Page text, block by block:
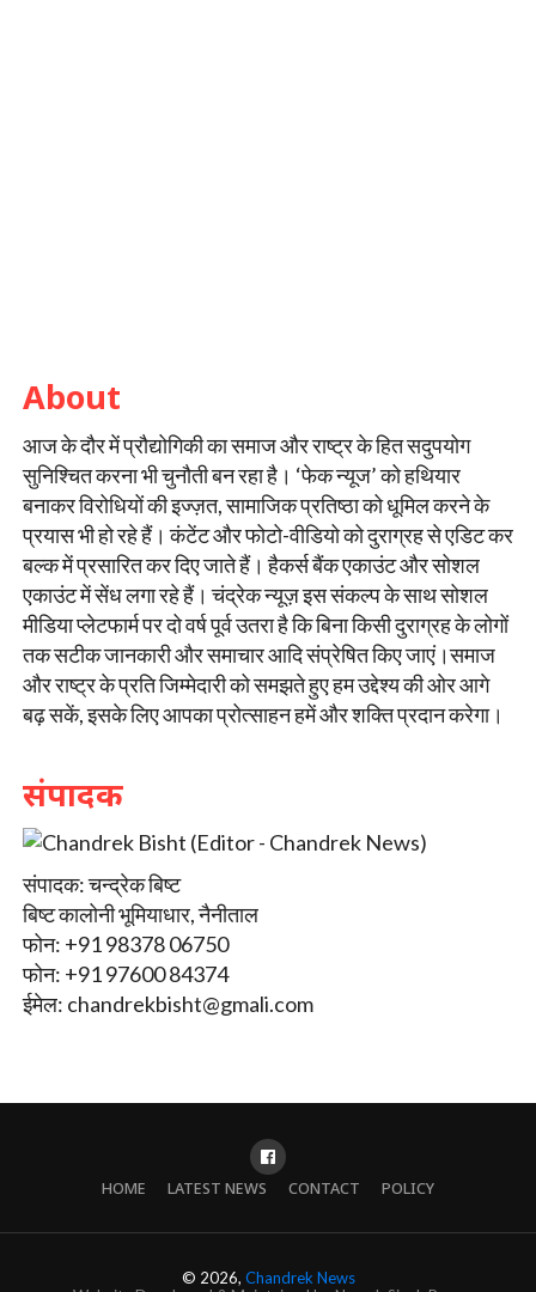
About
आज के दौर में प्रौद्योगिकी का समाज और राष्ट्र के हित सदुपयोग
सुनिश्चित करना भी चुनौती बन रहा है। ‘फेक न्यूज’ को हथियार
बनाकर विरोधियों की इज्ज़त, सामाजिक प्रतिष्ठा को धूमिल करने के
प्रयास भी हो रहे हैं। कंटेंट और फोटो-वीडियो को दुराग्रह से एडिट कर
बल्क में प्रसारित कर दिए जाते हैं। हैकर्स बैंक एकाउंट और सोशल
एकाउंट में सेंध लगा रहे हैं। चंद्रेक न्यूज़ इस संकल्प के साथ सोशल
मीडिया प्लेटफार्म पर दो वर्ष पूर्व उतरा है कि बिना किसी दुराग्रह के लोगों
तक सटीक जानकारी और समाचार आदि संप्रेषित किए जाएं।समाज
और राष्ट्र के प्रति जिम्मेदारी को समझते हुए हम उद्देश्य की ओर आगे
बढ़ सकें, इसके लिए आपका प्रोत्साहन हमें और शक्ति प्रदान करेगा।
संपादक
संपादक: चन्द्रेक बिष्ट
बिष्ट कालोनी भूमियाधार, नैनीताल
फोन: +91 98378 06750
फोन: +91 97600 84374
ईमेल: chandrekbisht@gmali.com
HOME LATEST NEWS CONTACT POLICY
© 2026, Chandrek News